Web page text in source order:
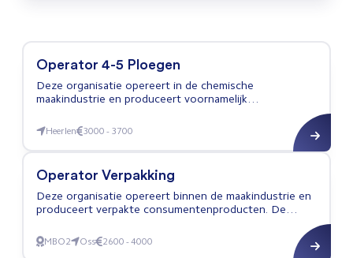
Operator 4-5 Ploegen
Deze organisatie opereert in de chemische
maakindustrie en produceert voornamelijk
voor industriële toepassingen, met een verhouding van
circa 60% semi-fabricaten en 40% eindproducten. De
productie vindt plaats op één single-site locatie met
waarbij reactorvaten, menginstallaties en
verpakkingslijnen centraal staan.
Heerlen 3000 - 3700
Operator 4-5 Ploegen
Operator Verpakking
Deze organisatie opereert binnen de maakindustrie en
produceert verpakte consumentenproducten. De
productielijnen en hanteert strikte hygiëne- en
kwaliteitsnormen.
MBO2 Oss 2600 - 4000
Operator Verpakking